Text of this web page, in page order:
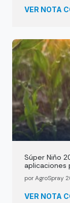
VER NOTA
Súper Niño
aplicaciones
por AgroSpray
VER NOTA